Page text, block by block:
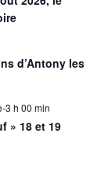
d’Antony les
3 h 00 min
» 18 et 19